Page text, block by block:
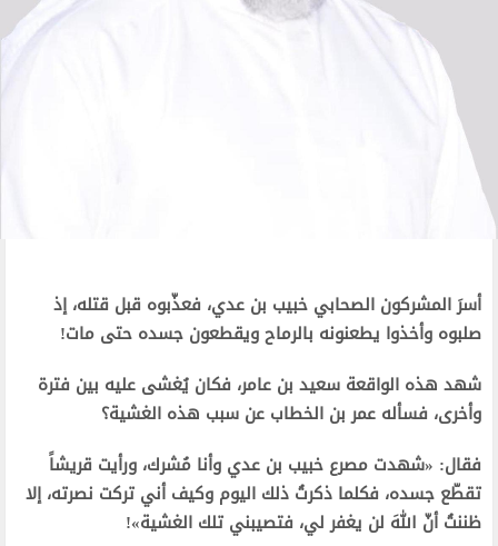
أسرَ المشركون الصحابي خبيب بن عدي، فعذّبوه قبل قتله، إذ
صلبوه وأخذوا يطعنونه بالرماح ويقطعون جسده حتى مات!
شهد هذه الواقعة سعيد بن عامر، فكان يُغشى عليه بين فترة
وأخرى، فسأله عمر بن الخطاب عن سبب هذه الغشية؟
فقال: «شهدت مصرع خبيب بن عدي وأنا مُشرك، ورأيت قريشاً
تقطّع جسده، فكلما ذكرتُ ذلك اليوم وكيف أني تركت نصرته، إلا
ظننتُ أنّ اللهَ لن يغفر لي، فتصيبني تلك الغشية»!